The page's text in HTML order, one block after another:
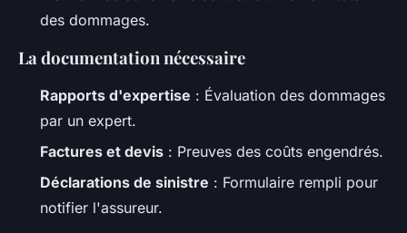
des dommages.
La documentation nécessaire
Rapports d'expertise : Évaluation des dommages
par un expert.
Factures et devis : Preuves des coûts engendrés.
Déclarations de sinistre : Formulaire rempli pour
notifier l'assureur.